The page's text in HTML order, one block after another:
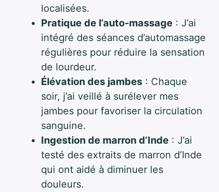
localisées.
Pratique de l’auto-massage : J’ai
intégré des séances d’automassage
régulières pour réduire la sensation
de lourdeur.
Élévation des jambes : Chaque
soir, j’ai veillé à surélever mes
jambes pour favoriser la circulation
sanguine.
Ingestion de marron d’Inde : J’ai
testé des extraits de marron d’Inde
qui ont aidé à diminuer les
douleurs.